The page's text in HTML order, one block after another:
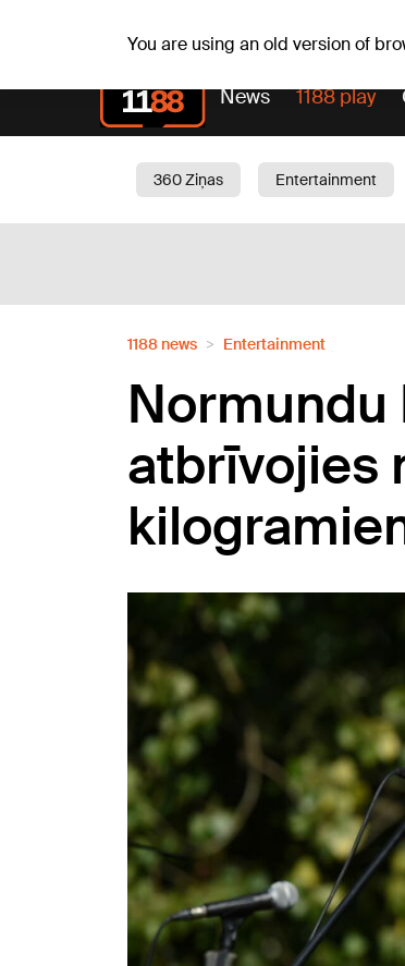
You are using an old version of
News 1188 play
360 Ziņas Entertainment
1188 news Entertainment
Normundu
atbrīvojies